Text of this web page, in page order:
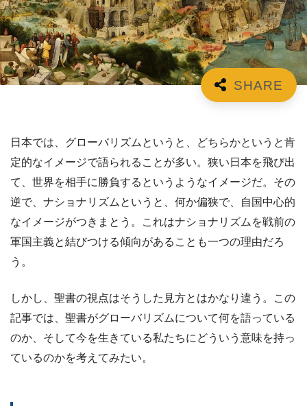
日本では、グローバリズムというと、どちらかというと肯
定的なイメージで語られることが多い。狭い日本を飛び出
て、世界を相手に勝負するというようなイメージだ。その
逆で、ナショナリズムというと、何か偏狭で、自国中心的
なイメージがつきまとう。これはナショナリズムを戦前の
軍国主義と結びつける傾向があることも一つの理由だろ
う。
しかし、聖書の視点はそうした見方とはかなり違う。この
記事では、聖書がグローバリズムについて何を語っている
のか、そして今を生きている私たちにどういう意味を持っ
ているのかを考えてみたい。